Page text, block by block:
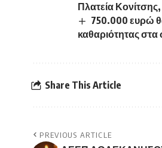
Πλατεία
750.000 ευρώ
καθαριότητας στα
Share This Article
PREVIOUS ARTICLE